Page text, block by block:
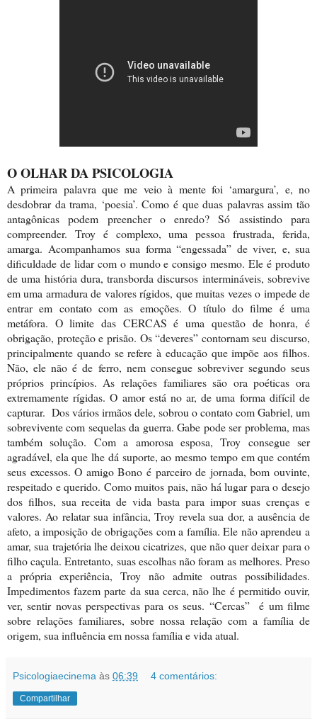
O OLHAR DA PSICOLOGIA
A primeira palavra que me veio à mente foi ‘amargura’, e, no
desdobrar da trama, ‘poesia’. Como é que duas palavras assim tão
antagônicas podem preencher o enredo? Só assistindo para
compreender. Troy é complexo, uma pessoa frustrada, ferida,
amarga. Acompanhamos sua forma “engessada” de viver, e, sua
dificuldade de lidar com o mundo e consigo mesmo. Ele é produto
de uma história dura, transborda discursos intermináveis, sobrevive
em uma armadura de valores rígidos, que muitas vezes o impede de
entrar em contato com as emoções. O título do filme é uma
metáfora. O limite das CERCAS é uma questão de honra, é
obrigação, proteção e prisão. Os “deveres” contornam seu discurso,
principalmente quando se refere à educação que impõe aos filhos.
Não, ele não é de ferro, nem consegue sobreviver segundo seus
próprios princípios. As relações familiares são ora poéticas ora
extremamente rígidas. O amor está no ar, de uma forma difícil de
capturar. Dos vários irmãos dele, sobrou o contato com Gabriel, um
sobrevivente com sequelas da guerra. Gabe pode ser problema, mas
também solução. Com a amorosa esposa, Troy consegue ser
agradável, ela que lhe dá suporte, ao mesmo tempo em que contém
seus excessos. O amigo Bono é parceiro de jornada, bom ouvinte,
respeitado e querido. Como muitos pais, não há lugar para o desejo
dos filhos, sua receita de vida basta para impor suas crenças e
valores. Ao relatar sua infância, Troy revela sua dor, a ausência de
afeto, a imposição de obrigações com a família. Ele não aprendeu a
amar, sua trajetória lhe deixou cicatrizes, que não quer deixar para o
filho caçula. Entretanto, suas escolhas não foram as melhores. Preso
a própria experiência, Troy não admite outras possibilidades.
Impedimentos fazem parte da sua cerca, não lhe é permitido ouvir,
ver, sentir novas perspectivas para os seus. “Cercas” é um filme
sobre relações familiares, sobre nossa relação com a família de
origem, sua influência em nossa família e vida atual.
Psicologiaecinema às 06:39 4 comentários:
Compartilhar